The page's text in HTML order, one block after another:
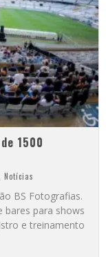
1500
Notícias
BS Fotografias.
bares para shows
e treinamento